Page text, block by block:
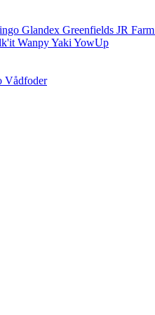
Glandex Greenfields JR Farm
WanpyYaki YowUp
Vådfoder